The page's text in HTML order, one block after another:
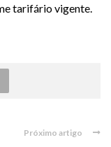
tarifário vigente.
Próximo artigo